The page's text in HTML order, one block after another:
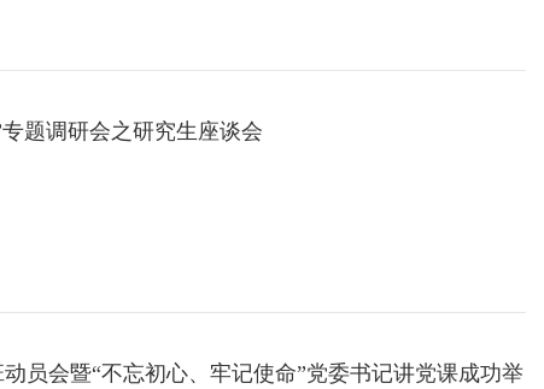
题调研会之研究生座谈会
员会暨“不忘初心、牢记使命”党委书记讲党课成功举